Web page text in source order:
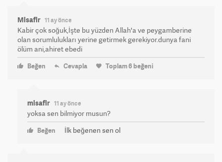
Misafir 11 ay önce
Kabir çok soğuk,İşte bu yüzden Allah'a ve peygamberine
olan sorumlulukları yerine getirmek gerekiyor.dunya fani
ölüm ani,ahiret ebedi
Beğen Cevapla Toplam6 beğeni
misafir 11 ay önce
yoksa sen bilmiyor musun?
Beğen İlk beğenen sen ol